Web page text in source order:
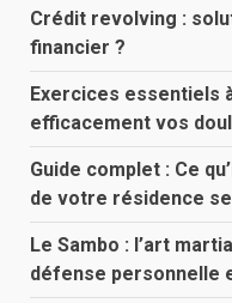
Crédit revolving :
financier ?
Exercices essentiels
efficacement vos
Guide complet : Ce
de votre résidence
Le Sambo : l’art
défense personnelle